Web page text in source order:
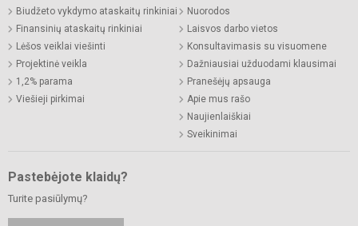
Biudžeto vykdymo ataskaitų rinkiniai
Finansinių ataskaitų rinkiniai
Lėšos veiklai viešinti
Projektinė veikla
1,2% parama
Viešieji pirkimai
Nuorodos
Laisvos darbo vietos
Konsultavimasis su visuomene
Dažniausiai užduodami klausimai
Pranešėjų apsauga
Apie mus rašo
Naujienlaiškiai
Sveikinimai
Pastebėjote klaidų?
Turite pasiūlymų?